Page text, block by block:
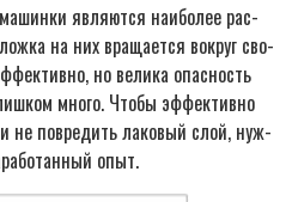
явля­ют­ся наи­бо­лее рас­
на них вра­ща­ет­ся вокруг сво­
но вели­ка опас­ность
мно­го. Что­бы эффек­тив­но
не повре­дить лако­вый слой, нуж­
опыт.